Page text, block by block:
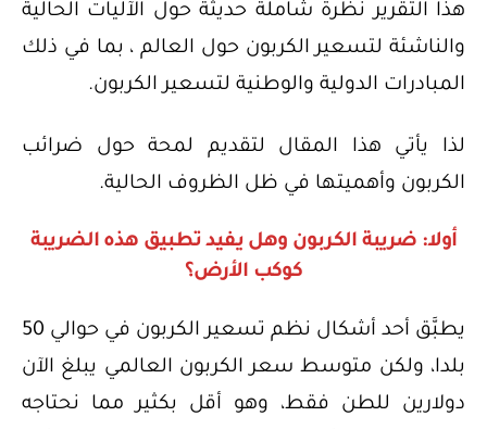
هذا التقرير نظرة شاملة حديثة حول الآليات الحالية
والناشئة لتسعير الكربون حول العالم ، بما في ذلك
المبادرات الدولية والوطنية لتسعير الكربون.
لذا يأتي هذا المقال لتقديم لمحة حول ضرائب
الكربون وأهميتها في ظل الظروف الحالية.
أولا: ضريبة الكربون وهل يفيد تطبيق هذه الضريبة
كوكب الأرض؟
يطبَّق أحد أشكال نظم تسعير الكربون في حوالي 50
بلدا، ولكن متوسط سعر الكربون العالمي يبلغ الآن
دولارين للطن فقط، وهو أقل بكثير مما نحتاجه